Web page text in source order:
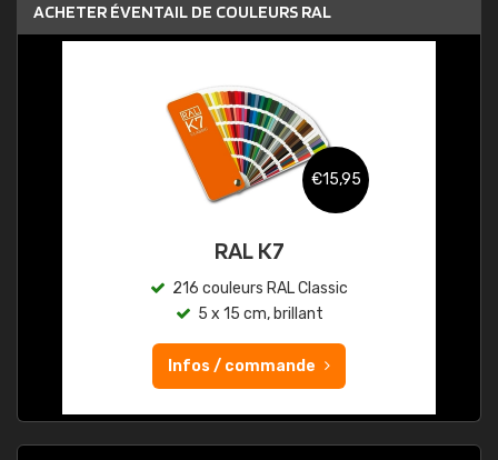
ACHETER ÉVENTAIL DE COULEURS RAL
€15,95
RAL K7
216 couleurs RAL Classic
5 x 15 cm, brillant
Infos / commande